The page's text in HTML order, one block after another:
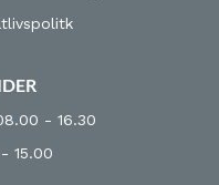
- 16.30
15.00